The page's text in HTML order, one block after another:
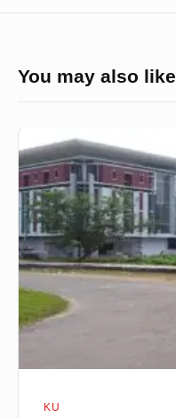
You may also like
টিরও
বেশি
কোম্পানি
নিয়ে
খুবিতে
হতে
যাচ্ছে
KU